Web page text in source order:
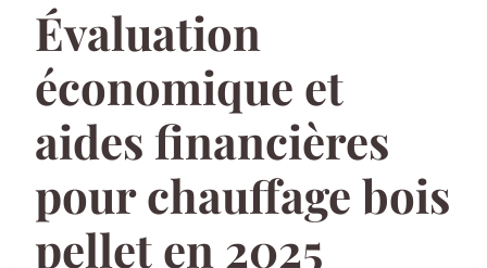
Évaluation
économique et
aides financières
pour chauffage bois
pellet en 2025